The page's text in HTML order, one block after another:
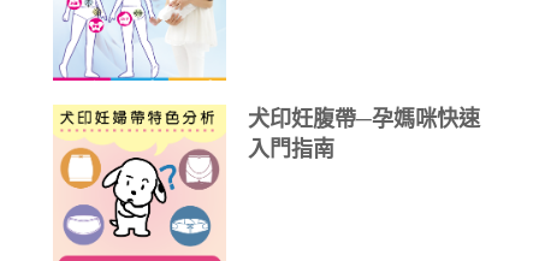
犬印妊腹帶─孕媽咪快速
入門指南